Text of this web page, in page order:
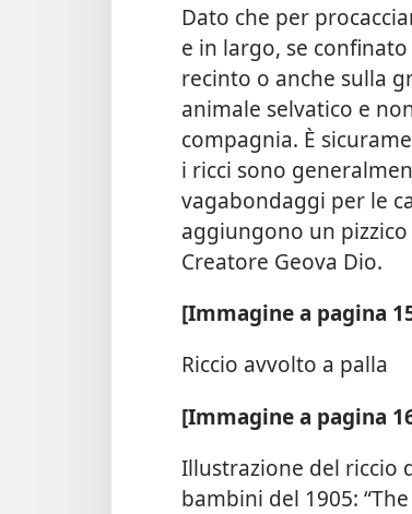
Dato che per
e in largo, se
recinto o anche sulla
animale selvatico e
compagnia. È
i ricci sono
vagabondaggi per le
aggiungono un
Creatore Geova Dio.
[Immagine a pagina
Riccio avvolto a palla
[Immagine a pagina
Illustrazione del riccio
bambini del 1905: